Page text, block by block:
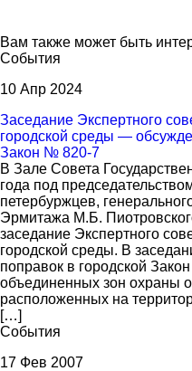
Вам также может быть
События
10 Апр 2024
Заседание Экспертного
городской среды —
Закон № 820-7
В Зале Совета
года под
петербуржцев,
Эрмитажа М.Б.
заседание Экспертного
городской среды. В
поправок в городской
объединенных зон охраны
расположенных на
[…]
События
17 Фев 2007